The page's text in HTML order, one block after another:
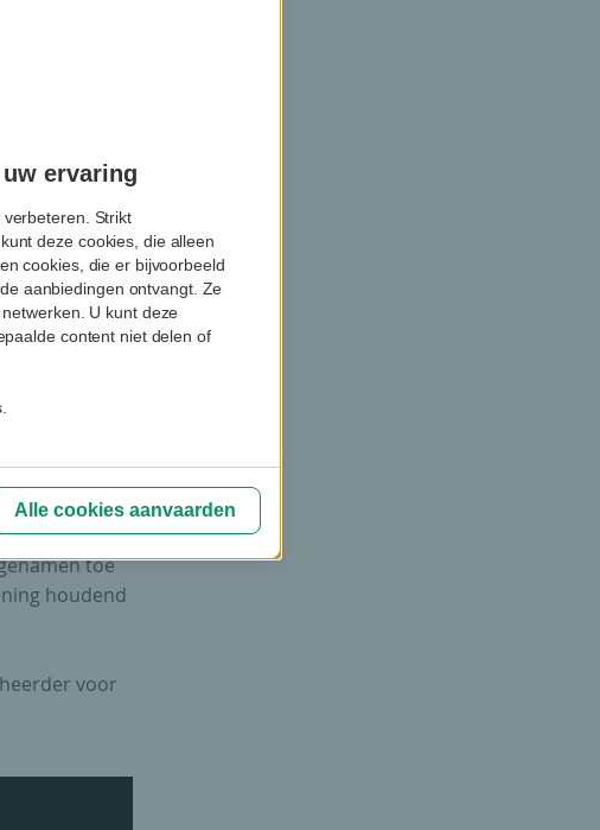
is.
te
kinderen
is.
een
toe
houdend
voor
ervaring
Strikt
deze cookies, die alleen
cookies, die er bijvoorbeeld
aanbiedingen ontvangt. Ze
U kunt deze
content niet delen of
Alle cookies aanvaarden